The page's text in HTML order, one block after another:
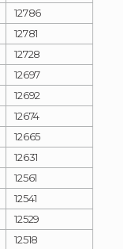
12786
12781
12728
12697
12692
12674
12665
12631
12561
12541
12529
12518